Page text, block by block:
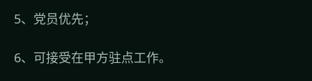
5、党员优先；
6、可接受在甲方驻点工作。